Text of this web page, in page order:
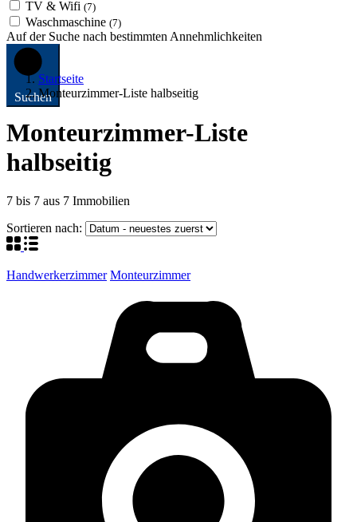
TV & Wifi (7)
Waschmaschine (7)
Auf der Suche nach bestimmten Annehmlichkeiten
Suchen
Startseite
Monteurzimmer-Liste halbseitig
Monteurzimmer-Liste
halbseitig
7 bis 7 aus 7 Immobilien
Sortieren nach:
Handwerkerzimmer Monteurzimmer